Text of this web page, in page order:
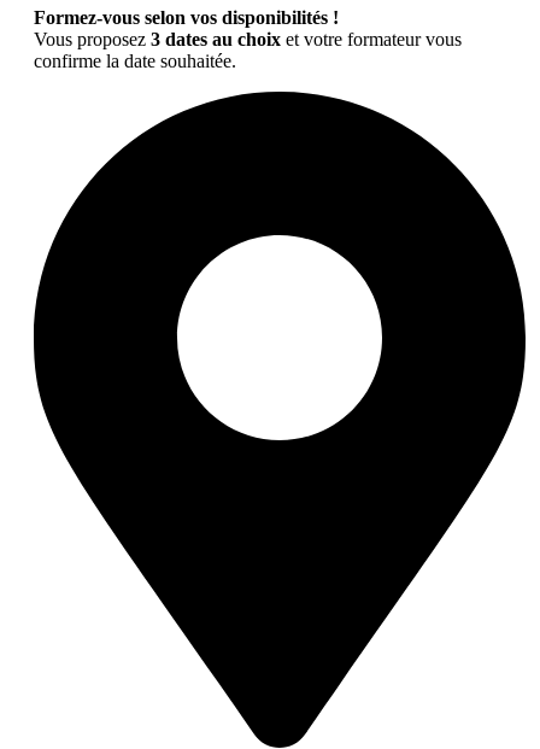
Formez-vous selon vos disponibilités !
Vous proposez 3 dates au choix et votre formateur vous
confirme la date souhaitée.